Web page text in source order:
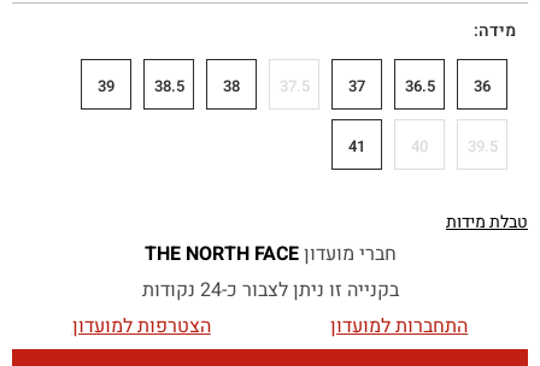
מידה
36
36.5
37
37.5
38
38.5
39
39.5
40
41
טבלת מידות
חברי מועדוןTHE NORTH FACE
בקנייה זו ניתן לצבור כ-24 נקודות
התחברות למועדון
הצטרפות למועדון